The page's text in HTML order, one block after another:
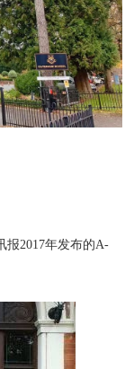
报2017年发布的A-